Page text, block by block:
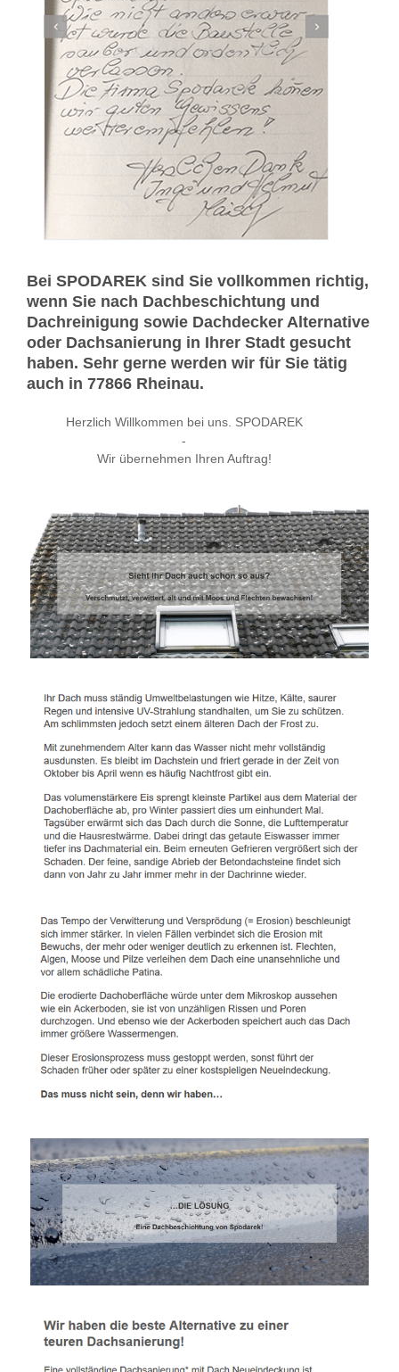
Bei SPODAREK sind Sie vollkommen richtig,
wenn Sie nach Dachbeschichtung und
Dachreinigung sowie Dachdecker Alternative
oder Dachsanierung in Ihrer Stadt gesucht
haben. Sehr gerne werden wir für Sie tätig
auch in 77866 Rheinau.
Herzlich Willkommen bei uns. SPODAREK
-
Wir übernehmen Ihren Auftrag!